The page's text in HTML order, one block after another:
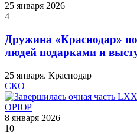
25 января 2026
4
Дружина «Краснодар»
людей подарками и
25 января. Краснодар
СКО
8 января 2026
10